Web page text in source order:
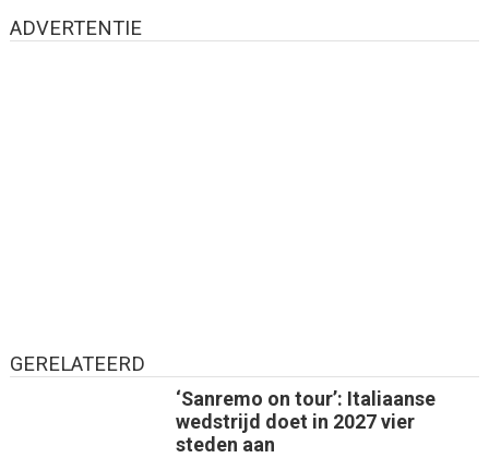
ADVERTENTIE
GERELATEERD
‘Sanremo on tour’: Italiaanse
wedstrijd doet in 2027 vier
steden aan